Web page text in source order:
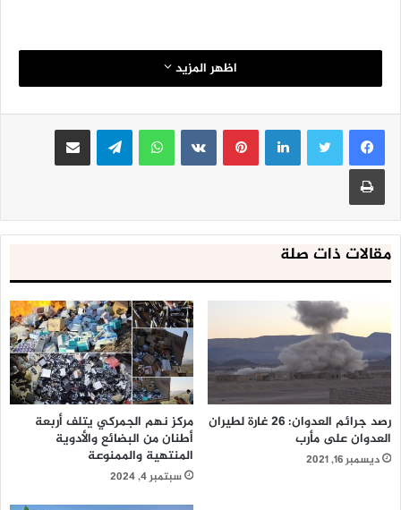
اظهر المزيد
لينكدإنبينتيريست واتساب تيلقرام مشاركة عبر البريد
طباعة
مقالات ذات صلة
رصد جرائم العدوان: 26 غارة لطيران
العدوان على مأرب
ديسمبر 16, 2021
مركز نهم الجمركي يتلف أربعة
أطنان من البضائع والأدوية
المنتهية والممنوعة
سبتمبر 4, 2024